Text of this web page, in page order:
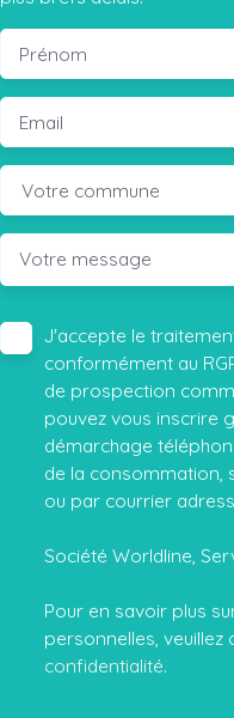
Prénom
Email
Votre commune
Votre message
J'accepte le
conformément au
de prospection
pouvez vous inscrire
démarchage
de la consommation,
ou par courrier
Société Worldline,
Pour en savoir plus
personnelles, veuillez
confidentialité.